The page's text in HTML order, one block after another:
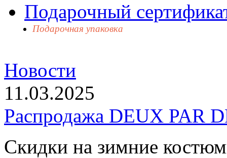
Подарочный
Подарочная упаковка
Новости
11.03.2025
Распродажа DEUX PAR
Скидки на зимние